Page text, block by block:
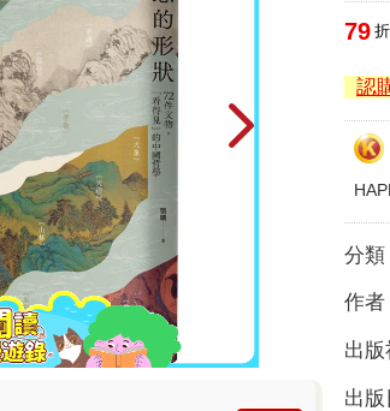
79 折
認
分類
作者
出版
出版